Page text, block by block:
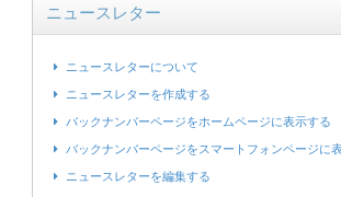
ニュースレター
ニュースレターについて
ニュースレターを作成する
バックナンバーページをホームページに表示する
バックナンバーページをスマートフォンページに
ニュースレターを編集する